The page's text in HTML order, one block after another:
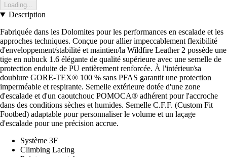
Loading...
Description
Fabriquée dans les Dolomites pour les performances en escalade et les
approches techniques. Conçue pour allier impeccablement flexibilité
d'enveloppement/stabilité et maintien/la Wildfire Leather 2 possède une
tige en nubuck 1.6 élégante de qualité supérieure avec une semelle de
protection enduite de PU entièrement renforcée. À l'intérieur/sa
doublure GORE-TEX® 100 % sans PFAS garantit une protection
imperméable et respirante. Semelle extérieure dotée d'une zone
d'escalade et d'un caoutchouc POMOCA® adhérent pour l'accroche
dans des conditions sèches et humides. Semelle C.F.F. (Custom Fit
Footbed) adaptable pour personnaliser le volume et un laçage
d'escalade pour une précision accrue.
Système 3F
Climbing Lacing